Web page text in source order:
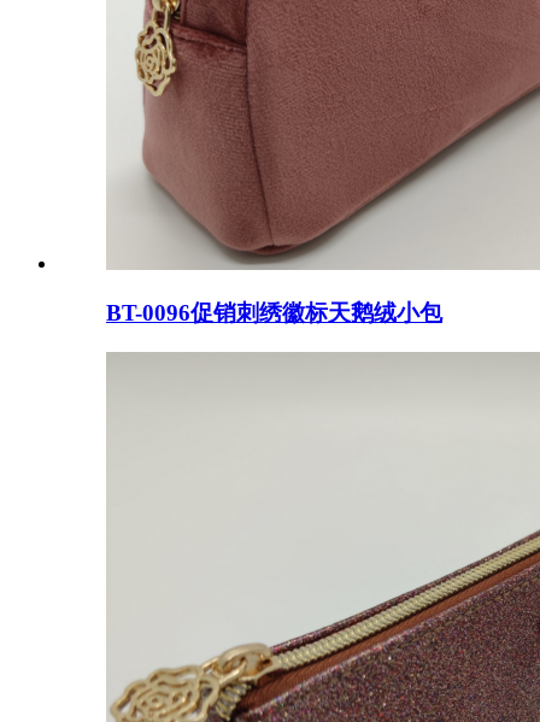
BT-0096促销刺绣徽标天鹅绒小包